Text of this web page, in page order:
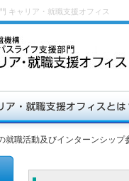
キャリア・就職支援オフィス
就職活動及びインターンシッ